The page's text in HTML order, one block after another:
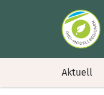
Aktuell